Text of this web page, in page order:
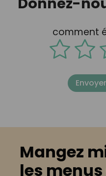
comment
Mangez
les menus